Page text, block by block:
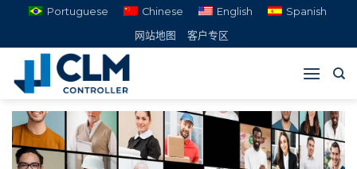
内
Portuguese Chinese English
Spanish
网站地图
客户专区